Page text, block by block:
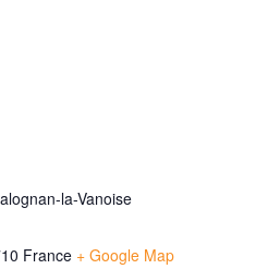
la-Vanoise
France + Google Map